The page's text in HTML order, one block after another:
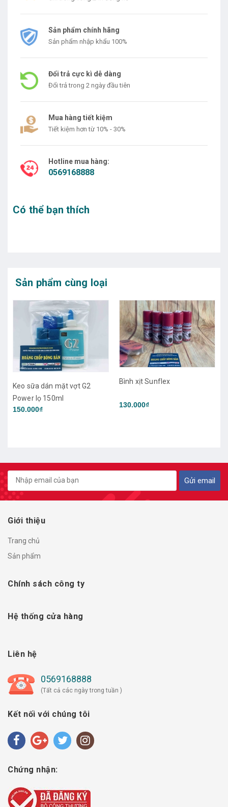
Sản phẩm chính hãng
Sản phẩm nhập khẩu 100%
Đổi trả cực kì dễ dàng
Đổi trả trong 2 ngày đầu tiên
Mua hàng tiết kiệm
Tiết kiệm hơn từ 10% - 30%
Hotline mua hàng:
0569168888
Có thể bạn thích
Sản phẩm cùng loại
Keo sữa dán mặt vợt G2
Power lọ 150ml
150.000₫
Bình xịt Sunflex
130.000₫
Gửi email
Giới thiệu
Trang chủ
Sản phẩm
Chính sách công ty
Hệ thống cửa hàng
Liên hệ
0569168888
(Tất cả các ngày trong tuần )
Kết nối với chúng tôi
Chứng nhận: